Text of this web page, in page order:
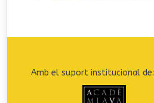
Amb el suport institucional de: